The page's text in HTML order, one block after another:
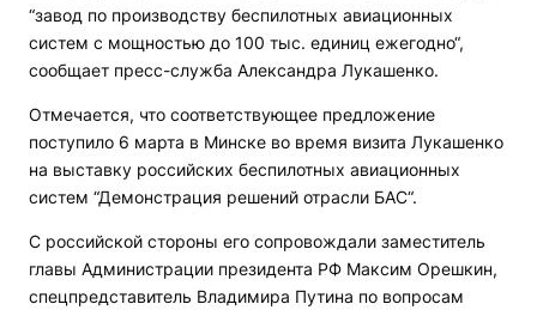
“завод по производству беспилотных авиационных
систем с мощностью до 100 тыс. единиц ежегодно“,
сообщает пресс-служба Александра Лукашенко.
Отмечается, что соответствующее предложение
поступило 6 марта в Минске во время визита Лукашенко
на выставку российских беспилотных авиационных
систем “Демонстрация решений отрасли БАС“.
С российской стороны его сопровождали заместитель
главы Администрации президента РФ Максим Орешкин,
спецпредставитель Владимира Путина по вопросам